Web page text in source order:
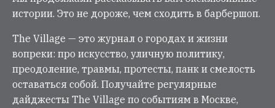
истории. Это не дороже, чем сходить в барбершоп.
The Village — это журнал о городах и жизни
вопреки: про искусство, уличную политику,
преодоление, травмы, протесты, панк и смелость
оставаться собой. Получайте регулярные
дайджесты The Village по событиям в Москве,